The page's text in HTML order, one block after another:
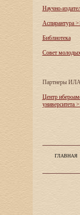
Научно-
Аспирантура
Библиотека
Совет
Партнеры
Центр
университета
ГЛАВНАЯ